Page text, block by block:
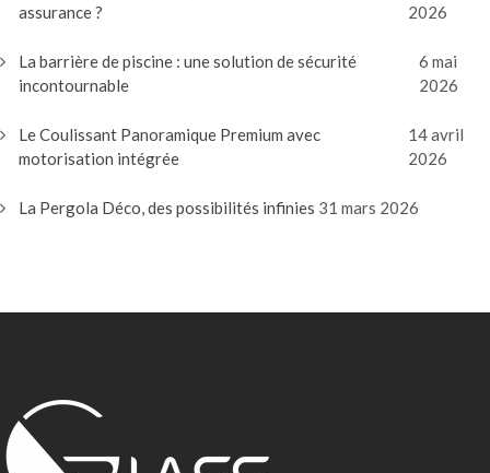
assurance ?
2026
La barrière de piscine : une solution de sécurité
incontournable
6 mai
2026
Le Coulissant Panoramique Premium avec
motorisation intégrée
14 avril
2026
La Pergola Déco, des possibilités infinies 31 mars 2026